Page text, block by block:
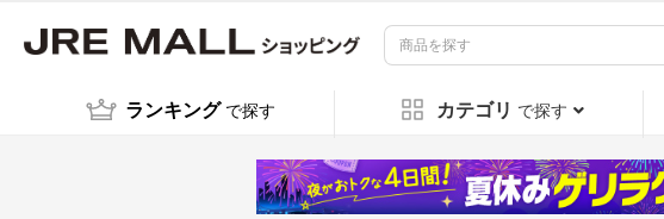
ランキング で探す カテゴリ で探す